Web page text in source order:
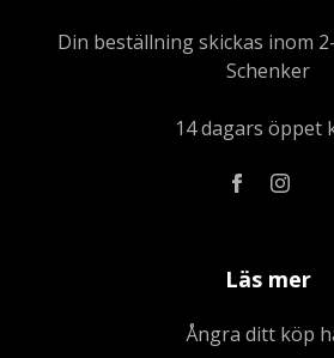
Din beställning skickas inom
Schenker
14 dagars öppet
Läs mer
Ångra ditt köp